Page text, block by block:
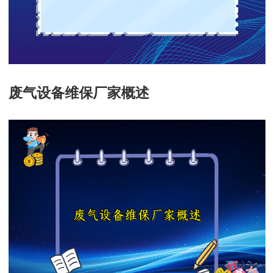
废气设备维保厂家概述